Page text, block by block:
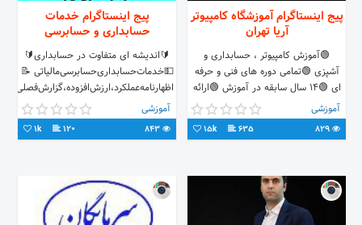
پیج اینستاگرام آموزشگاه کامپیوتر
آریا تهران
🟢آموزش کامپیوتر ، حسابداری و
آشپزی 🟢تمامی دوره های فنی و حرفه
ای 🟢۱۴ سال سابقه در آموزش 🟢ارائه
مدرک داخلی و بین المللی در کمترین
زمان
آموزشی
635
15k
پیج اینستاگرام خدمات
حسابداری و حسابرسی
🔰اندیشه ای متفاوت در حسابداری🔰
💵خدمات‌حسابداری‌حسابرسی‌مالیاتی 📝
اظهارنامه‌عملکرد،ارزش‌افزوده،گزارش‌فصلی
📞09157695506 تماس با ما
آموزشی
120
1k